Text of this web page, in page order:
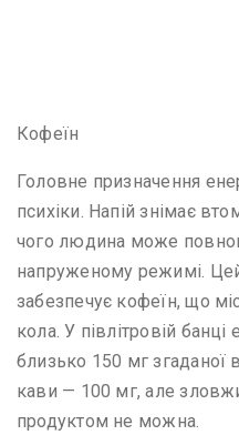
Кофеїн
Головне призначення
психіки. Напій знімає
чого людина може
напруженому режимі.
забезпечує кофеїн, що
кола. У півлітровій
близько 150 мг
кави — 100 мг, але
продуктом не можна.